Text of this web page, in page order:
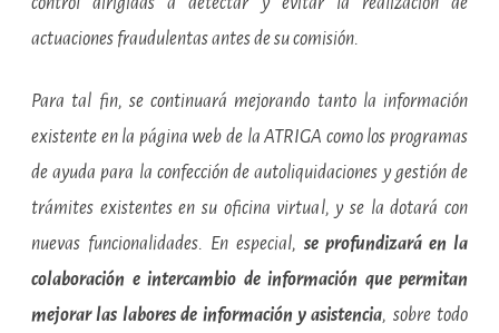
actuaciones fraudulentas antes de su comisión.
Para tal fin, se continuará mejorando tanto la información
existente en la página web de la ATRIGA como los programas
de ayuda para la confección de autoliquidaciones y gestión de
trámites existentes en su oficina virtual, y se la dotará con
nuevas funcionalidades. En especial, se profundizará en la
colaboración e intercambio de información que permitan
mejorar las labores de información y asistencia, sobre todo